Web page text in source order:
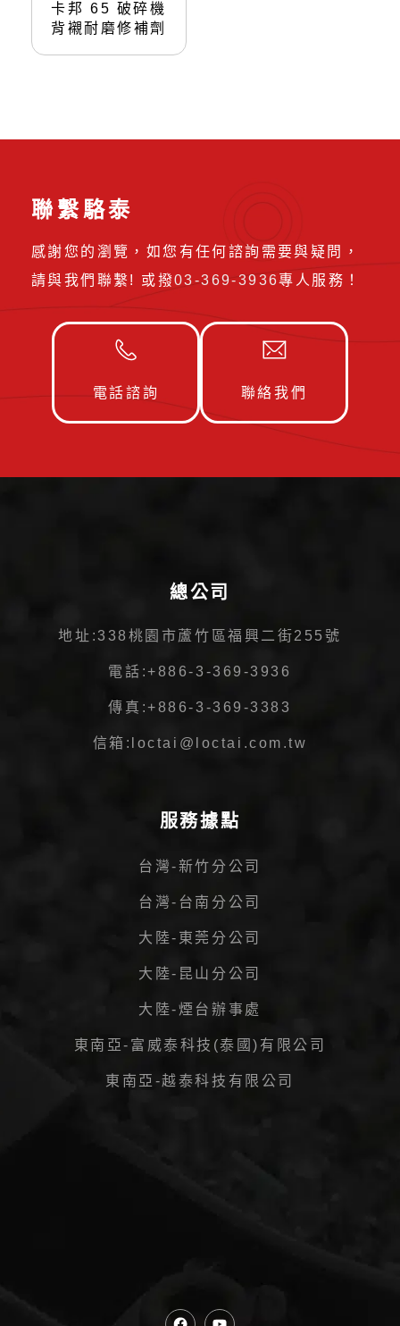
卡邦 65 破碎機
背襯耐磨修補劑
聯繫駱泰
感謝您的瀏覽，如您有任何諮詢需要與疑問，
請與我們聯繫! 或撥03-369-3936專人服務！
電話諮詢 聯絡我們
總公司
地址:338桃園市蘆竹區福興二街255號
電話:+886-3-369-3936
傳真:+886-3-369-3383
信箱: loctai@loctai.com.tw
服務據點
台灣-新竹分公司
台灣-台南分公司
大陸-東莞分公司
大陸-昆山分公司
大陸-煙台辦事處
東南亞-富威泰科技(泰國)有限公司
東南亞-越泰科技有限公司